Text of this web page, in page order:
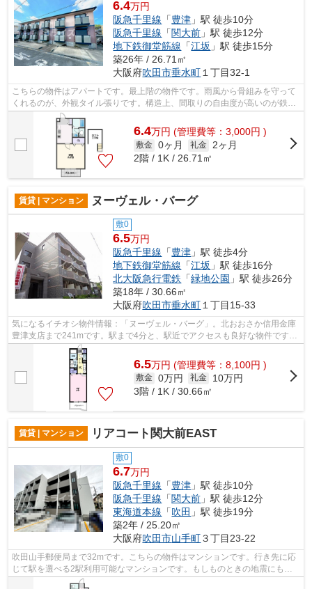
6.4万円
阪急千里線 「豊津 」駅 徒歩10分
阪急千里線 「関大前 」駅 徒歩12分
地下鉄御堂筋線 「江坂 」駅 徒歩15分
築26年 / 26.71㎡
大阪府吹田市垂水町 １丁目32-1
こちらの物件はアパートです。最上階の物件です。雨風から骨組みを守って
くれるのが、外観タイル張りです。構造上、間取りの自由度が高いのが鉄骨
造の魅力。今から物件をお探しになる...
6.4万円 (管理費等：3,000円 )
敷金 0ヶ月 礼金 2ヶ月
2階 / 1K / 26.71㎡
賃貸 | マンション ヌーヴェル・バーグ
敷0
6.5万円
阪急千里線 「豊津 」駅 徒歩4分
地下鉄御堂筋線 「江坂 」駅 徒歩16分
北大阪急行電鉄 「緑地公園 」駅 徒歩26分
築18年 / 30.66㎡
大阪府吹田市垂水町１丁目15-33
気になるイチオシ物件情報：「ヌーヴェル・バーグ」。北おおさか信用金庫
豊津支店まで241mです。駅まで4分と、駅近でアクセスも良好な物件です。
共用部には敷地内ごみ置き場・エレベー...
6.5万円 (管理費等：8,100円 )
敷金 0万円 礼金
10万円
3階 / 1K / 30.66㎡
賃貸 | マンション リアコート関大前EAST
敷0
6.7万円
阪急千里線 「豊津 」駅 徒歩10分
阪急千里線 「関大前 」駅 徒歩12分
東海道本線 「吹田 」駅 徒歩19分
築2年 / 25.20㎡
大阪府吹田市山手町３丁目23-22
吹田山手郵便局まで32mです。こちらの物件はマンションです。行き先に応
じて駅を選べる2駅利用可能なマンションです。もしものときの地震にも心
強い鉄骨造マンション。ミライズ吹田店...